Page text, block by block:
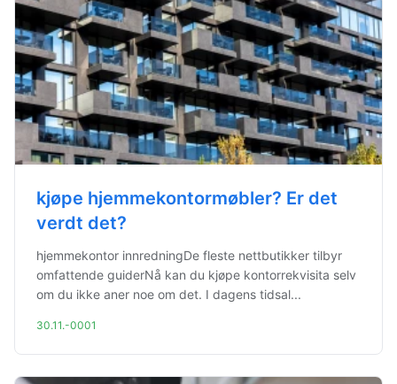
kjøpe hjemmekontormøbler? Er det
verdt det?
hjemmekontor innredningDe fleste nettbutikker tilbyr
omfattende guiderNå kan du kjøpe kontorrekvisita selv
om du ikke aner noe om det. I dagens tidsal...
30.11.-0001